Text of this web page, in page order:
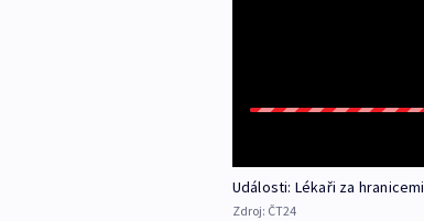
Události: Lékaři za hranicemi
Zdroj: ČT24